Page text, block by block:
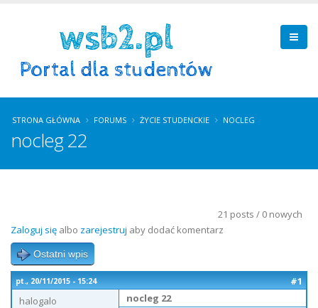
STRONA GŁÓWNA FORUMS ŻYCIE STUDENCKIE NOCLEG
nocleg 22
21 posts / 0 nowych
Zaloguj się albo zarejestruj aby dodać komentarz
Ostatni wpis
pt., 20/11/2015 - 15:24
#1
halogalo
nocleg 22